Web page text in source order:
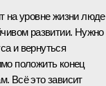
на уровне жизни
развитии. Нужно
и вернуться
положить конец
Всё это зависит